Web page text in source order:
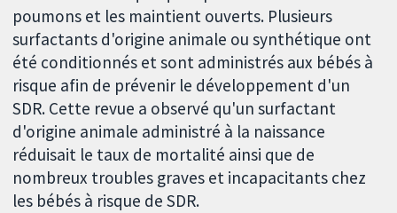
poumons et les maintient ouverts. Plusieurs
surfactants d'origine animale ou synthétique ont
été conditionnés et sont administrés aux bébés à
risque afin de prévenir le développement d'un
SDR. Cette revue a observé qu'un surfactant
d'origine animale administré à la naissance
réduisait le taux de mortalité ainsi que de
nombreux troubles graves et incapacitants chez
les bébés à risque de SDR.